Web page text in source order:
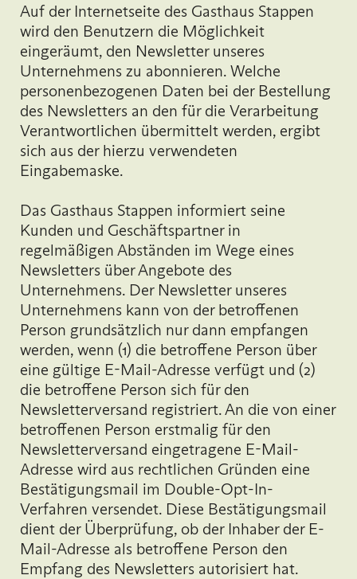
Auf der Internetseite des Gasthaus Stappen
wird den Benutzern die Möglichkeit
eingeräumt, den Newsletter unseres
Unternehmens zu abonnieren. Welche
personenbezogenen Daten bei der Bestellung
des Newsletters an den für die Verarbeitung
Verantwortlichen übermittelt werden, ergibt
sich aus der hierzu verwendeten
Eingabemaske.
Das Gasthaus Stappen informiert seine
Kunden und Geschäftspartner in
regelmäßigen Abständen im Wege eines
Newsletters über Angebote des
Unternehmens. Der Newsletter unseres
Unternehmens kann von der betroffenen
Person grundsätzlich nur dann empfangen
werden, wenn (1) die betroffene Person über
eine gültige E-Mail-Adresse verfügt und (2)
die betroffene Person sich für den
Newsletterversand registriert. An die von einer
betroffenen Person erstmalig für den
Newsletterversand eingetragene E-Mail-
Adresse wird aus rechtlichen Gründen eine
Bestätigungsmail im Double-Opt-In-
Verfahren versendet. Diese Bestätigungsmail
dient der Überprüfung, ob der Inhaber der E-
Mail-Adresse als betroffene Person den
Empfang des Newsletters autorisiert hat.